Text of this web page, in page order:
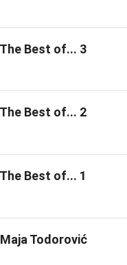
Best of... 3
Best of... 2
Best of... 1
Todorović